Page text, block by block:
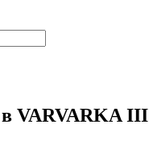
VARVARKA III